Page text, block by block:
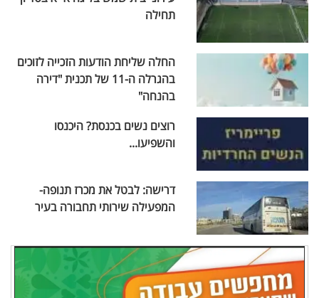
תחילה
החלה שליחת הודעות הזכייה לזוכים
בהגרלה ה-11 של תכנית "דירה
בהנחה"
רוצים נשים בכנסת? היכנסו
והשפיעו...
דרישה: לבטל את מכרז תנופה-
המפעילה שירותי תחבורה בעיר